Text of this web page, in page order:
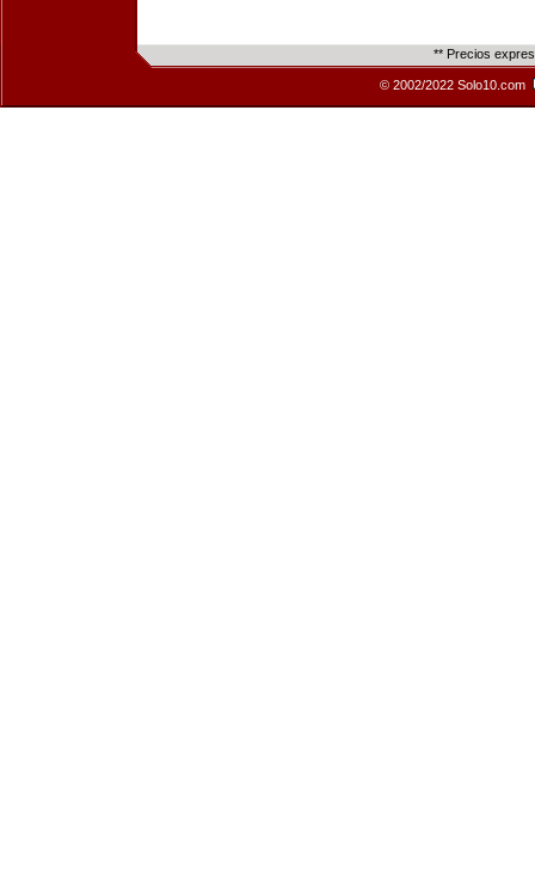
** Precios
© 2002/2022 Solo10.com